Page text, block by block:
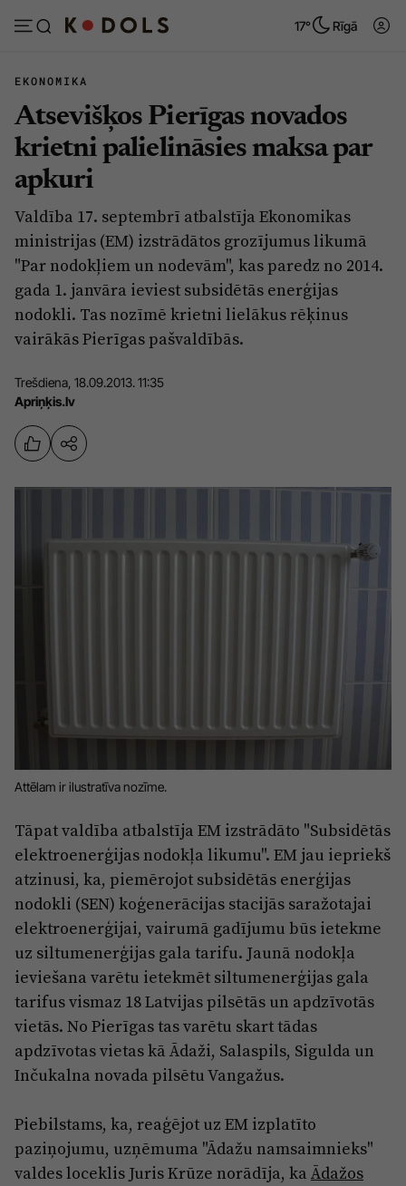
17° Rīgā
Abonēt Pieslēgties
Ziņas
Politika
Pašvaldības
Izglītība
Veselība
Vide
Sports
Drošība
Viedokļi
Dzīve un ticība
Ekonomika
Krimināli
Salaspils
Saulkrasti
Jūrmala
Kodols
Par laikrakstu
Privātuma politika
Ētikas kodekss
Lietošanas noteikumi
Pārredzamības paziņojumi
Sludinājumi
EKONOMIKA
Atsevišķos Pierīgas novados
krietni palielināsies maksa par
apkuri
Valdība 17. septembrī atbalstīja Ekonomikas
ministrijas (EM) izstrādātos grozījumus likumā
"Par nodokļiem un nodevām", kas paredz no 2014.
gada 1. janvāra ieviest subsidētās enerģijas
nodokli. Tas nozīmē krietni lielākus rēķinus
vairākās Pierīgas pašvaldībās.
Trešdiena, 18.09.2013. 11:35
Apriņķis.lv
Attēlam ir ilustratīva nozīme.
Tāpat valdība atbalstīja EM izstrādāto "Subsidētās
elektroenerģijas nodokļa likumu". EM jau iepriekš
atzinusi, ka, piemērojot subsidētās enerģijas
nodokli (SEN) koģenerācijas stacijās saražotajai
elektroenerģijai, vairumā gadījumu būs ietekme
uz siltumenerģijas gala tarifu. Jaunā nodokļa
ieviešana varētu ietekmēt siltumenerģijas gala
tarifus vismaz 18 Latvijas pilsētās un apdzīvotās
vietās. No Pierīgas tas varētu skart tādas
apdzīvotas vietas kā Ādaži, Salaspils, Sigulda un
Inčukalna novada pilsētu Vangažus.
Piebilstams, ka, reaģējot uz EM izplatīto
paziņojumu, uzņēmuma "Ādažu namsaimnieks"
valdes loceklis Juris Krūze norādīja, ka Ādažos